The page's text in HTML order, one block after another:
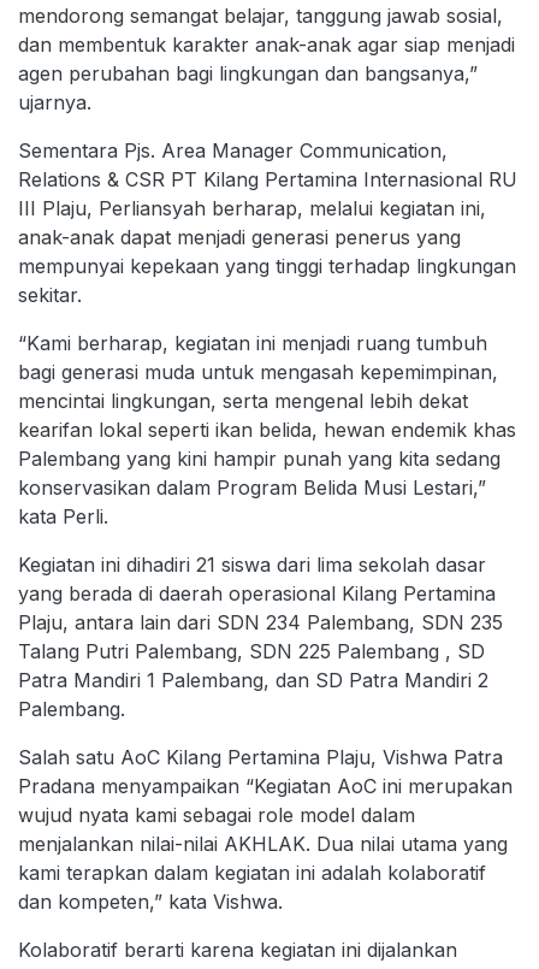
mendorong semangat belajar, tanggung jawab sosial,
dan membentuk karakter anak-anak agar siap menjadi
agen perubahan bagi lingkungan dan bangsanya,”
ujarnya.
Sementara Pjs. Area Manager Communication,
Relations & CSR PT Kilang Pertamina Internasional RU
III Plaju, Perliansyah berharap, melalui kegiatan ini,
anak-anak dapat menjadi generasi penerus yang
mempunyai kepekaan yang tinggi terhadap lingkungan
sekitar.
“Kami berharap, kegiatan ini menjadi ruang tumbuh
bagi generasi muda untuk mengasah kepemimpinan,
mencintai lingkungan, serta mengenal lebih dekat
kearifan lokal seperti ikan belida, hewan endemik khas
Palembang yang kini hampir punah yang kita sedang
konservasikan dalam Program Belida Musi Lestari,”
kata Perli.
Kegiatan ini dihadiri 21 siswa dari lima sekolah dasar
yang berada di daerah operasional Kilang Pertamina
Plaju, antara lain dari SDN 234 Palembang, SDN 235
Talang Putri Palembang, SDN 225 Palembang , SD
Patra Mandiri 1 Palembang, dan SD Patra Mandiri 2
Palembang.
Salah satu AoC Kilang Pertamina Plaju, Vishwa Patra
Pradana menyampaikan “Kegiatan AoC ini merupakan
wujud nyata kami sebagai role model dalam
menjalankan nilai-nilai AKHLAK. Dua nilai utama yang
kami terapkan dalam kegiatan ini adalah kolaboratif
dan kompeten,” kata Vishwa.
Kolaboratif berarti karena kegiatan ini dijalankan